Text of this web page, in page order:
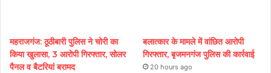
महराजगंज: ठूठीबारी पुलिस ने चोरी का
किया खुलासा, 3 आरोपी गिरफ्तार, सोलर
पैनल व बैटरियां बरामद
बलात्कार के मामले में वांछित आरोपी
गिरफ्तार, बृजमनगंज पुलिस की कार्रवाई
20 hours ago